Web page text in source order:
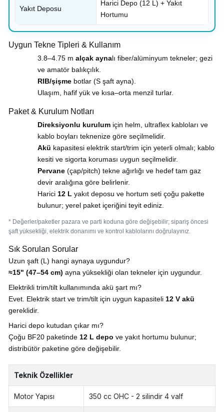
Yakıt Deposu
Harici Depo (12 L) + Yakıt
Hortumu
Uygun Tekne Tipleri & Kullanım
3.8–4.75 m alçak aynalı fiber/alüminyum tekneler; gezi
ve amatör balıkçılık.
RIB/şişmebotlar (S şaft ayna).
Ulaşım, hafif yük ve kısa–orta menzil turlar.
Paket & Kurulum Notları
Direksiyonlu kurulumiçin helm, ultraflex kabloları ve
kablo boyları teknenize göre seçilmelidir.
Akü kapasitesi elektrik start/trim için yeterli olmalı; kablo
kesiti ve sigorta koruması uygun seçilmelidir.
Pervane(çap/pitch) tekne ağırlığı ve hedef tam gaz
devir aralığına göre belirlenir.
Harici 12 L yakıt deposu ve hortum seti çoğu pakette
bulunur; yerel paket içeriğini teyit ediniz.
* Değerler/paketler pazara ve parti koduna göre değişebilir; sipariş öncesi
şaft yüksekliği, elektrik donanımı ve kontrol kablolarını doğrulayınız.
Sık Sorulan Sorular
Uzun şaft (L) hangi aynaya uygundur?
≈15" (47–54 cm) ayna yüksekliği olan tekneler için uygundur.
Elektrikli trim/tilt kullanımında akü şart mı?
Evet. Elektrik start ve trim/tilt için uygun kapasiteli 12 V akü
gereklidir.
Harici depo kutudan çıkar mı?
Çoğu BF20 paketinde 12 L depo ve yakıt hortumu bulunur;
distribütör paketine göre değişebilir.
Teknik Özellikler
Motor Yapısı 350 cc OHC - 2 silindir 4 valf